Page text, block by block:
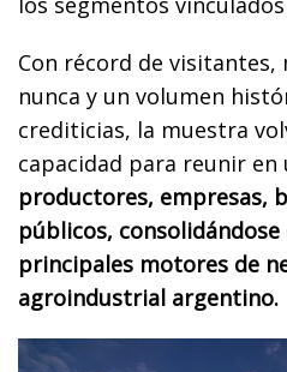
Con récord de visitantes,
nunca y un volumen
crediticias, la muestra
capacidad para reunir en
productores, empresas,
públicos,
principales motores de
agroindustrial argentino.